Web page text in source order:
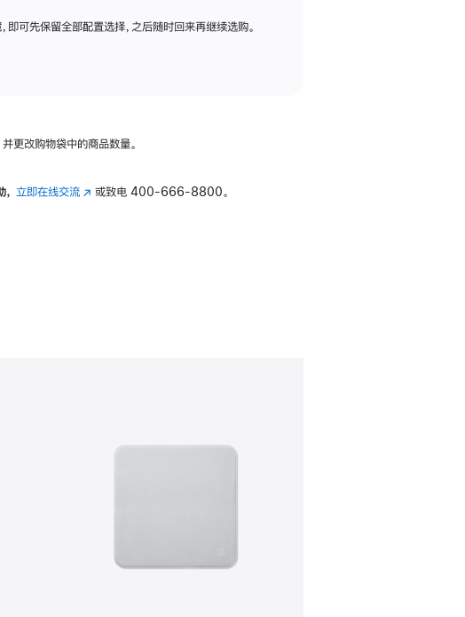
即可先保留全部配置选择，之后随时回来再继续选购。
更改购物袋中的商品数量。
立即在线交流(在 或致电400-666-8800。